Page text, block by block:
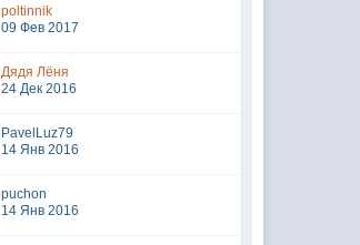
poltinnik
09 Фев 2017
Дядя Лёня
24 Дек 2016
PavelLuz79
14 Янв 2016
puchon
14 Янв 2016